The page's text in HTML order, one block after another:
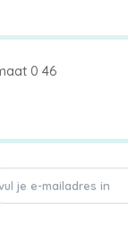
0 46